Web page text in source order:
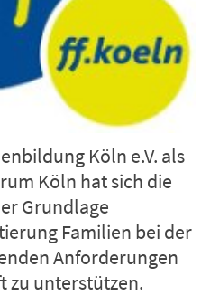
Köln e.V. als
Köln hat sich die
Grundlage
Familien bei der
Anforderungen
zu unterstützen.